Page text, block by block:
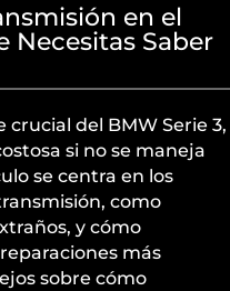
en el
Necesitas Saber
del BMW Serie 3,
si no se maneja
se centra en los
como
y cómo
más
sobre cómo